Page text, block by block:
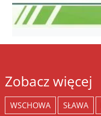
Zobacz więcej
WSCHOWA SŁAWA